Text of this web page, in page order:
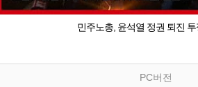
민주노총, 윤석열 정권 퇴진
PC버전